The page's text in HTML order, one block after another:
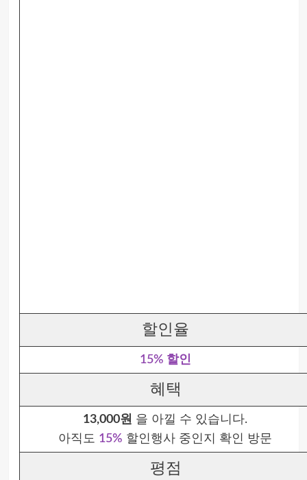
할인율
15% 할인
혜택
13,000원 을 아낄 수 있습니다.
아직도 15% 할인행사 중인지 확인 방문
평점